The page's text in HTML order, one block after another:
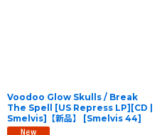
Voodoo Glow Skulls / Break
The Spell [US Repress LP][CD |
Smelvis]【新品】
[Smelvis 44]